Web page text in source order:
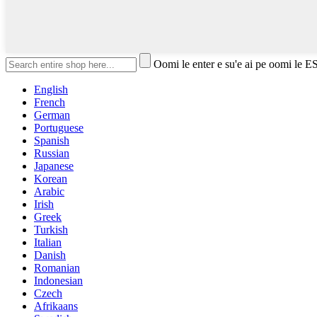
Oomi le enter e su'e ai pe oomi le
English
French
German
Portuguese
Spanish
Russian
Japanese
Korean
Arabic
Irish
Greek
Turkish
Italian
Danish
Romanian
Indonesian
Czech
Afrikaans